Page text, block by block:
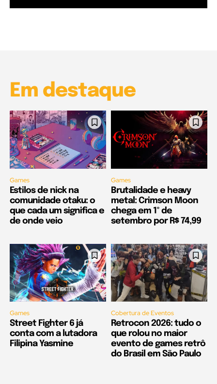
Em destaque
Games
Estilos de nick na
comunidade otaku: o
que cada um significa e
de onde veio
Games
Brutalidade e heavy
metal: Crimson Moon
chega em 1º de
setembro por R$ 74,99
Games
Street Fighter 6 já
conta com a lutadora
Filipina Yasmine
Cobertura de Eventos
Retrocon 2026: tudo o
que rolou no maior
evento de games retrô
do Brasil em São Paulo